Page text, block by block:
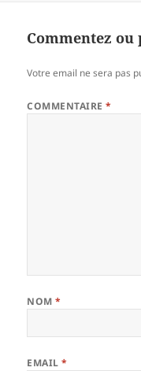
Commentez ou
Votre email ne sera pas
COMMENTAIRE*
NOM*
EMAIL*